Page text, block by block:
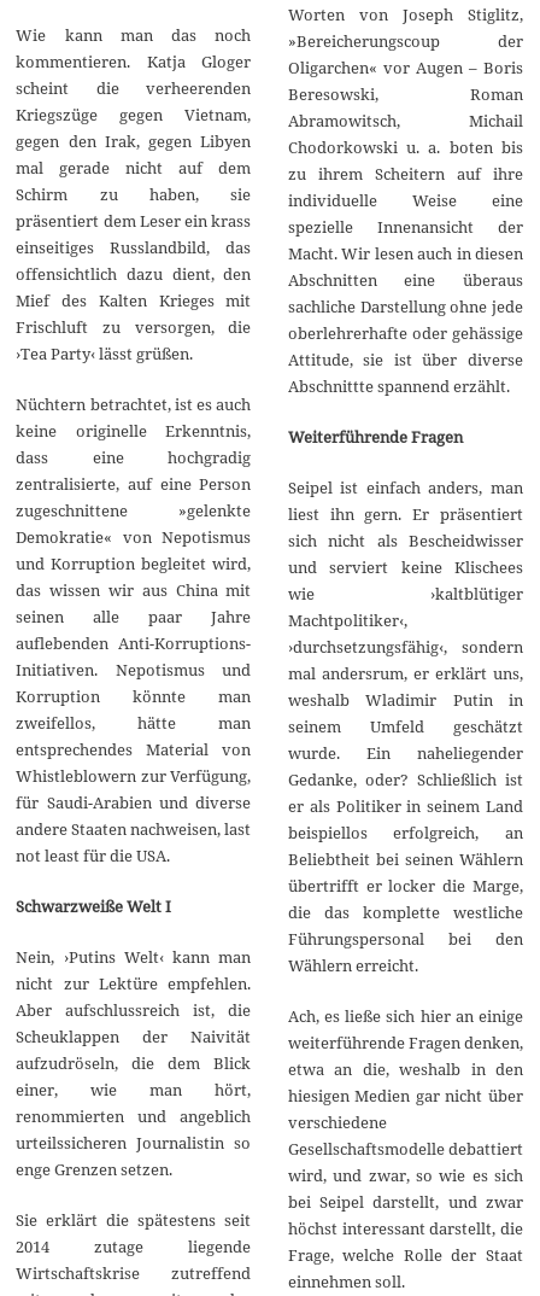
Wie kann man das noch
kommentieren. Katja Gloger
scheint die verheerenden
Kriegszüge gegen Vietnam,
gegen den Irak, gegen Libyen
mal gerade nicht auf dem
Schirm zu haben, sie
präsentiert dem Leser ein krass
einseitiges Russlandbild, das
offensichtlich dazu dient, den
Mief des Kalten Krieges mit
Frischluft zu versorgen, die
›Tea Party‹ lässt grüßen.
Nüchtern betrachtet, ist es auch
keine originelle Erkenntnis,
dass eine hochgradig
zentralisierte, auf eine Person
zugeschnittene »gelenkte
Demokratie« von Nepotismus
und Korruption begleitet wird,
das wissen wir aus China mit
seinen alle paar Jahre
auflebenden Anti-Korruptions-
Initiativen. Nepotismus und
Korruption könnte man
zweifellos, hätte man
entsprechendes Material von
Whistleblowern zur Verfügung,
für Saudi-Arabien und diverse
andere Staaten nachweisen, last
not least für die USA.
Schwarzweiße Welt I
Nein, ›Putins Welt‹ kann man
nicht zur Lektüre empfehlen.
Aber aufschlussreich ist, die
Scheuklappen der Naivität
aufzudröseln, die dem Blick
einer, wie man hört,
renommierten und angeblich
urteilssicheren Journalistin so
enge Grenzen setzen.
Sie erklärt die spätestens seit
2014 zutage liegende
Wirtschaftskrise zutreffend
Worten von Joseph Stiglitz,
»Bereicherungscoup der
Oligarchen« vor Augen – Boris
Beresowski, Roman
Abramowitsch, Michail
Chodorkowski u. a. boten bis
zu ihrem Scheitern auf ihre
individuelle Weise eine
spezielle Innenansicht der
Macht. Wir lesen auch in diesen
Abschnitten eine überaus
sachliche Darstellung ohne jede
oberlehrerhafte oder gehässige
Attitude, sie ist über diverse
Abschnittte spannend erzählt.
Weiterführende Fragen
Seipel ist einfach anders, man
liest ihn gern. Er präsentiert
sich nicht als Bescheidwisser
und serviert keine Klischees
wie ›kaltblütiger
Machtpolitiker‹,
›durchsetzungsfähig‹, sondern
mal andersrum, er erklärt uns,
weshalb Wladimir Putin in
seinem Umfeld geschätzt
wurde. Ein naheliegender
Gedanke, oder? Schließlich ist
er als Politiker in seinem Land
beispiellos erfolgreich, an
Beliebtheit bei seinen Wählern
übertrifft er locker die Marge,
die das komplette westliche
Führungspersonal bei den
Wählern erreicht.
Ach, es ließe sich hier an einige
weiterführende Fragen denken,
etwa an die, weshalb in den
hiesigen Medien gar nicht über
verschiedene
Gesellschaftsmodelle debattiert
wird, und zwar, so wie es sich
bei Seipel darstellt, und zwar
höchst interessant darstellt, die
Frage, welche Rolle der Staat
einnehmen soll.